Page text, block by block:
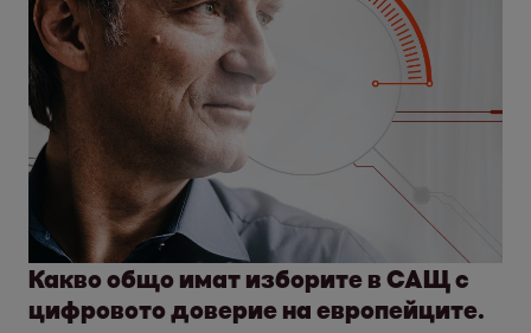
Какво общо имат изборите в САЩ с
цифровото доверие на европейците.